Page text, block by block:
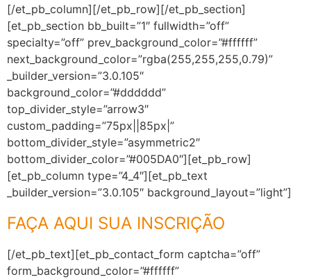
[/et_pb_column][/et_pb_row][/et_pb_section]
[et_pb_section bb_built=”1″ fullwidth=”off”
specialty=”off” prev_background_color=”#ffffff”
next_background_color=”rgba(255,255,255,0.79)”
_builder_version=”3.0.105″
background_color=”#dddddd”
top_divider_style=”arrow3″
custom_padding=”75px||85px|”
bottom_divider_style=”asymmetric2″
bottom_divider_color=”#005DA0″][et_pb_row]
[et_pb_column type=”4_4″][et_pb_text
_builder_version=”3.0.105″ background_layout=”light”]
FAÇA AQUI SUA INSCRIÇÃO
[/et_pb_text][et_pb_contact_form captcha=”off”
form_background_color=”#ffffff”